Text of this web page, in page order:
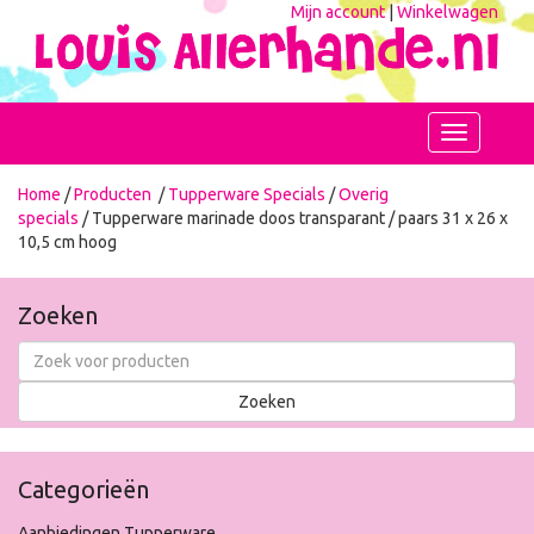
Mijn account|Winkelwagen
Toggle
navigation
Home /Producten /Tupperware Specials /Overig
specials / Tupperware marinade doos transparant / paars 31 x 26 x
10,5 cm hoog
Zoeken
Categorieën